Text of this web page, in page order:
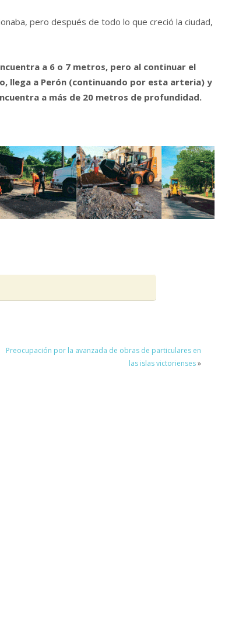
pero después de todo lo que creció la ciudad,
a 6 o 7 metros, pero al continuar el
llega a Perón (continuando por esta arteria) y
a más de 20 metros de profundidad.
Preocupación por la avanzada de obras de particulares en
las islas victorienses»